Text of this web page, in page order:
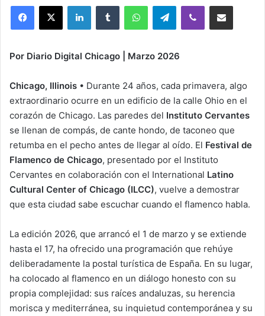
LinkedInTumblr WhatsAppTelegramViber Compartir por correo
Por Diario Digital Chicago | Marzo 2026
Chicago, Illinois • Durante 24 años, cada primavera, algo
extraordinario ocurre en un edificio de la calle Ohio en el
corazón de Chicago. Las paredes del Instituto Cervantes
se llenan de compás, de cante hondo, de taconeo que
retumba en el pecho antes de llegar al oído. El Festival de
Flamenco de Chicago, presentado por el Instituto
Cervantes en colaboración con el International Latino
Cultural Center of Chicago (ILCC), vuelve a demostrar
que esta ciudad sabe escuchar cuando el flamenco habla.
La edición 2026, que arrancó el 1 de marzo y se extiende
hasta el 17, ha ofrecido una programación que rehúye
deliberadamente la postal turística de España. En su lugar,
ha colocado al flamenco en un diálogo honesto con su
propia complejidad: sus raíces andaluzas, su herencia
morisca y mediterránea, su inquietud contemporánea y su